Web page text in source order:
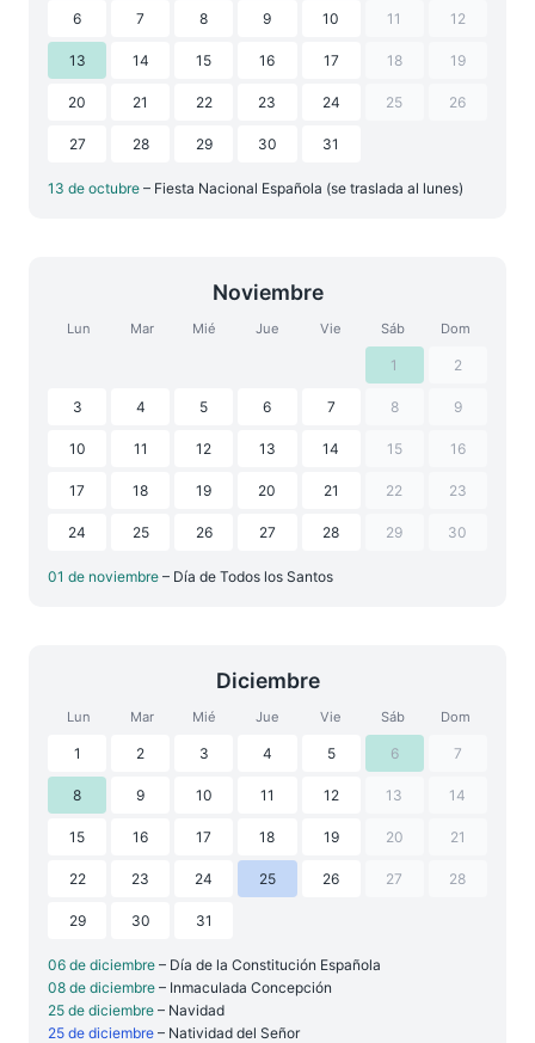
6 7 8 9 10 11 12
13 14 15 16 17 18 19
20 21 22 23 24 25 26
27 28 29 30 31
13 de octubre – Fiesta Nacional Española (se traslada al lunes)
Noviembre
Lun Mar Mié Jue Vie Sáb Dom
1 2
3 4 5 6 7 8 9
10 11 12 13 14 15 16
17 18 19 20 21 22 23
24 25 26 27 28 29 30
01 de noviembre – Día de Todos los Santos
Diciembre
Lun Mar Mié Jue Vie Sáb Dom
1 2 3 4 5 6 7
8 9 10 11 12 13 14
15 16 17 18 19 20 21
22 23 24 25 26 27 28
29 30 31
06 de diciembre – Día de la Constitución Española
08 de diciembre – Inmaculada Concepción
25 de diciembre – Navidad
25 de diciembre – Natividad del Señor